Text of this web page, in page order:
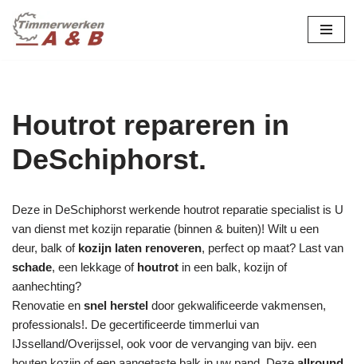
Ga
Houtrot repareren in
DeSchiphorst.
Deze in DeSchiphorst werkende houtrot reparatie specialist is U
van dienst met kozijn reparatie (binnen & buiten)! Wilt u een
deur, balk of kozijn laten renoveren, perfect op maat? Last van
schade, een lekkage of houtrot in een balk, kozijn of
aanhechting?
Renovatie en snel herstel door gekwalificeerde vakmensen,
professionals!. De gecertificeerde timmerlui van
IJsselland/Overijssel, ook voor de vervanging van bijv. een